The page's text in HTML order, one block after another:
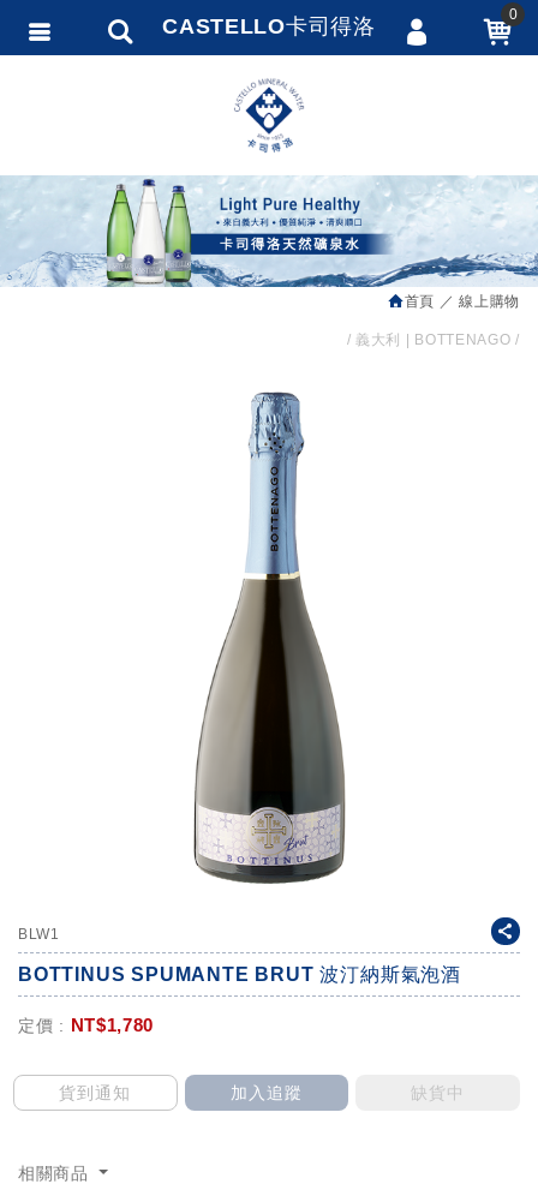
首頁 線上購物
義大利 | BOTTENAGO
BLW1
BOTTINUS SPUMANTE BRUT 波汀納斯氣泡酒
定價 : NT$1,780
貨到通知 加入追蹤 缺貨中
相關商品
CASTELLO卡司得洛 0
會員登入
會員註冊
訂單查詢
追蹤清單
繁體中文